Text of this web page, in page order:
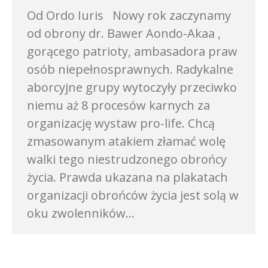
Od Ordo Iuris Nowy rok zaczynamy
od obrony dr. Bawer Aondo-Akaa ,
gorącego patrioty, ambasadora praw
osób niepełnosprawnych. Radykalne
aborcyjne grupy wytoczyły przeciwko
niemu aż 8 procesów karnych za
organizację wystaw pro-life. Chcą
zmasowanym atakiem złamać wolę
walki tego niestrudzonego obrońcy
życia. Prawda ukazana na plakatach
organizacji obrońców życia jest solą w
oku zwolenników…